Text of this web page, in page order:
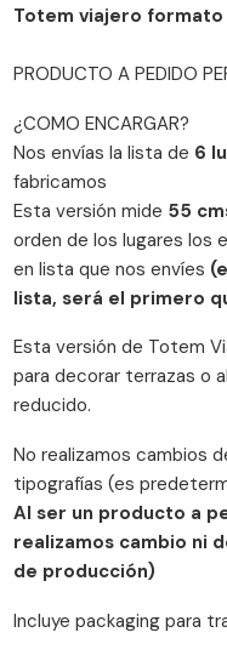
Totem viajero
PRODUCTO A PEDIDO
¿COMO ENCARGAR?
Nos envías la lista de 6
fabricamos
Esta versión mide 55
orden de los lugares los
en lista que nos envíes
lista, será el primero
Esta versión de Totem
para decorar terrazas o
reducido.
No realizamos cambios
tipografías (es
Al ser un producto a
realizamos cambio ni
de producción)
Incluye packaging para